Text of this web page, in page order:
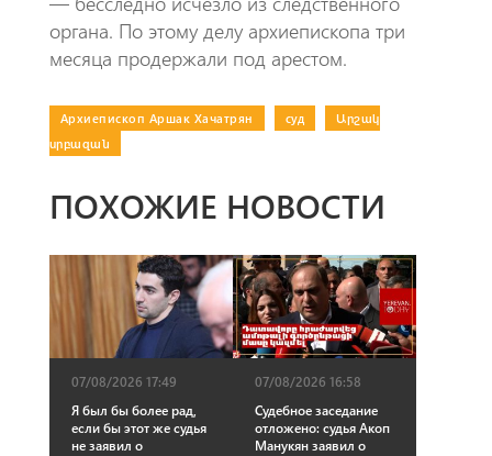
органа. По этому делу архиепископа три
месяца продержали под арестом.
Архиепископ Аршак Хачатрян суд
Արշակ
սրբազան
ПОХОЖИЕ НОВОСТИ
07/08/2026 17:49
Я был бы более рад,
если бы этот же судья
не заявил о
07/08/2026 16:58
Судебное заседание
отложено: судья Акоп
Манукян заявил о